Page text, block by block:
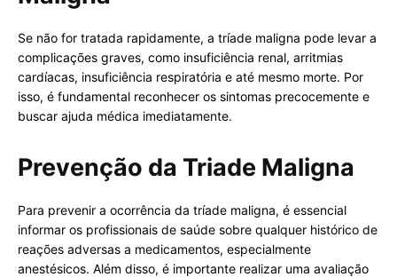
Se não for tratada rapidamente, a tríade maligna pode levar a
complicações graves, como insuficiência renal, arritmias
cardíacas, insuficiência respiratória e até mesmo morte. Por
isso, é fundamental reconhecer os sintomas precocemente e
buscar ajuda médica imediatamente.
Prevenção da Triade Maligna
Para prevenir a ocorrência da tríade maligna, é essencial
informar os profissionais de saúde sobre qualquer histórico de
reações adversas a medicamentos, especialmente
anestésicos. Além disso, é importante realizar uma avaliação